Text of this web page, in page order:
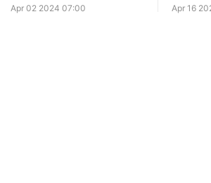
акварелью
Apr 02 2024 07:00 Apr 16